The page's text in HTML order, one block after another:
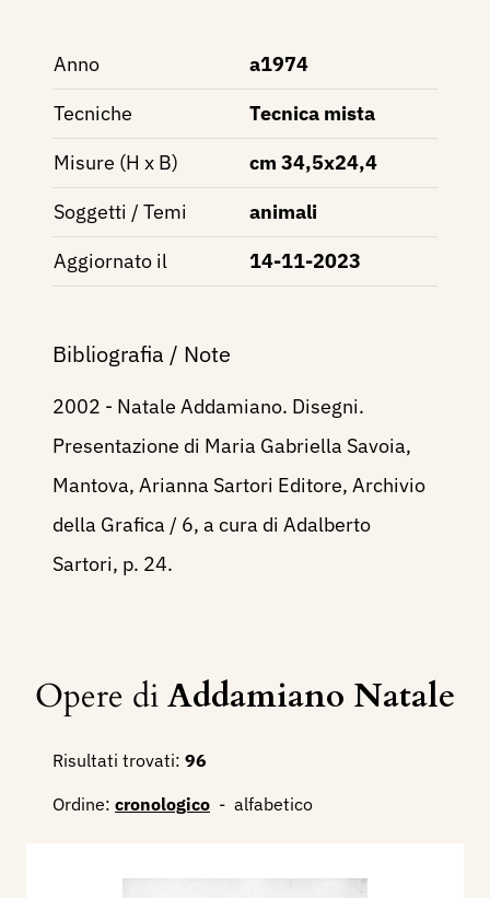
Anno
a1974
Tecniche
Tecnica mista
Misure (H x B)
cm 34,5x24,4
Soggetti / Temi
animali
Aggiornato il
14-11-2023
Bibliografia / Note
2002 - Natale Addamiano. Disegni.
Presentazione di Maria Gabriella Savoia,
Mantova, Arianna Sartori Editore, Archivio
della Grafica / 6, a cura di Adalberto
Sartori, p. 24.
Opere diAddamiano Natale
Risultati trovati: 96
Ordine: cronologico - alfabetico